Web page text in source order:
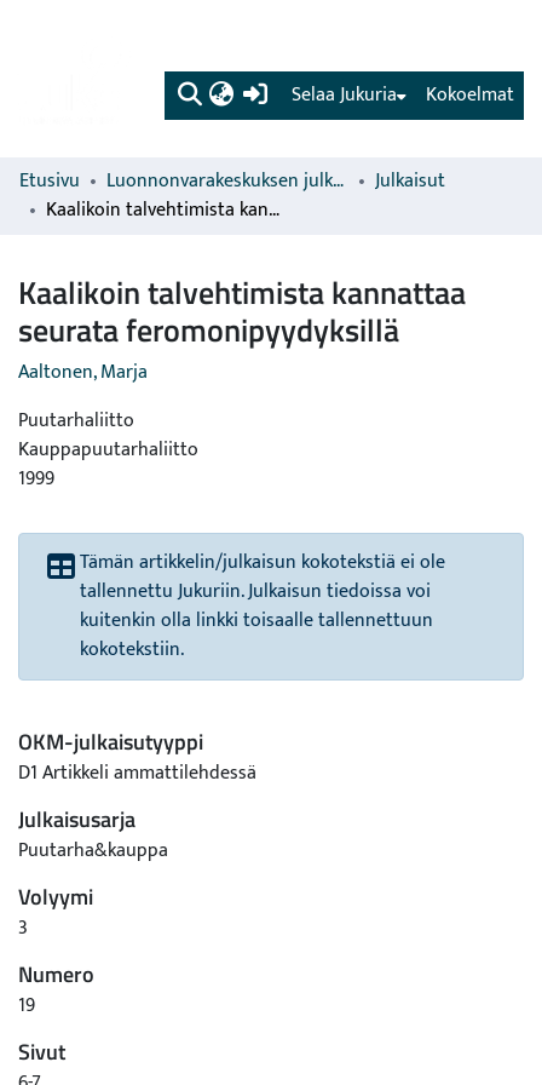
(current) Kokoelmat
Selaa Jukuria
Etusivu Luonnonvarakeskuksen julkaisut
Julkaisut
Kaalikoin talvehtimista kannattaa seurata feromonipyydyksillä
Kaalikoin talvehtimista kannattaa
seurata feromonipyydyksillä
Aaltonen, Marja
Puutarhaliitto
Kauppapuutarhaliitto
1999
Tämän artikkelin/julkaisun kokotekstiä ei ole
tallennettu Jukuriin. Julkaisun tiedoissa voi
kuitenkin olla linkki toisaalle tallennettuun
kokotekstiin.
OKM-julkaisutyyppi
D1 Artikkeli ammattilehdessä
Julkaisusarja
Puutarha&kauppa
Volyymi
3
Numero
19
Sivut